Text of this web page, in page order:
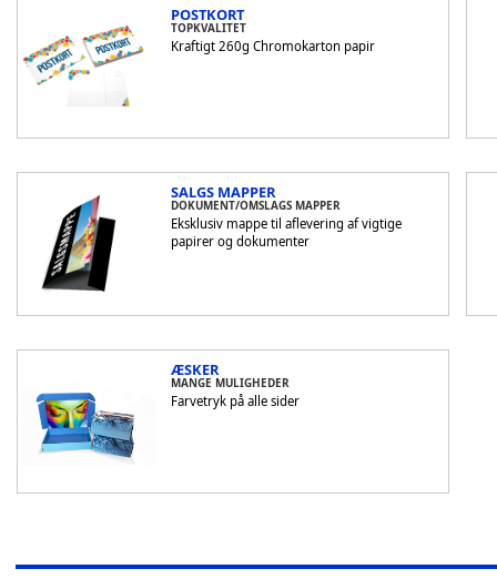
POSTKORT
TOPKVALITET
Kraftigt 260g Chromokarton papir
SALGS MAPPER
DOKUMENT/OMSLAGS MAPPER
Eksklusiv mappe til aflevering af vigtige
papirer og dokumenter
ÆSKER
MANGE MULIGHEDER
Farvetryk på alle sider